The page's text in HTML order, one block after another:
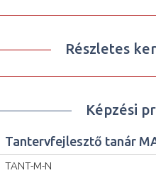
Részletes
Képzési
Tantervfejlesztő tanár
TANT-M-N